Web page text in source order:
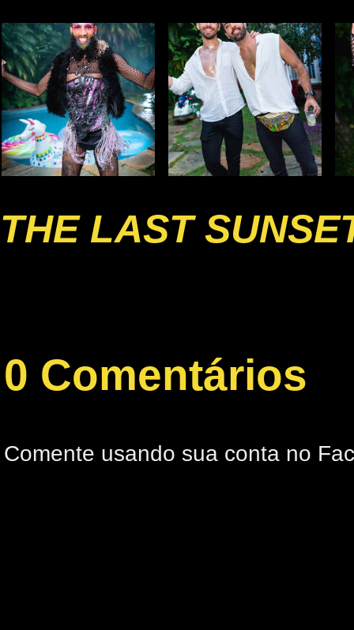
THE LAST
0 Comentários
Comente usando sua conta no